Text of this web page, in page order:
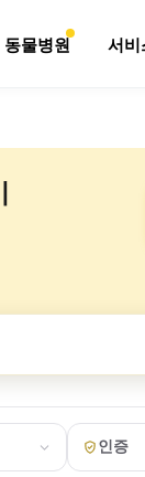
동물병원 서비
인증